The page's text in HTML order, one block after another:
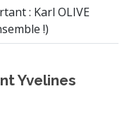
: Karl OLIVE
!)
Yvelines